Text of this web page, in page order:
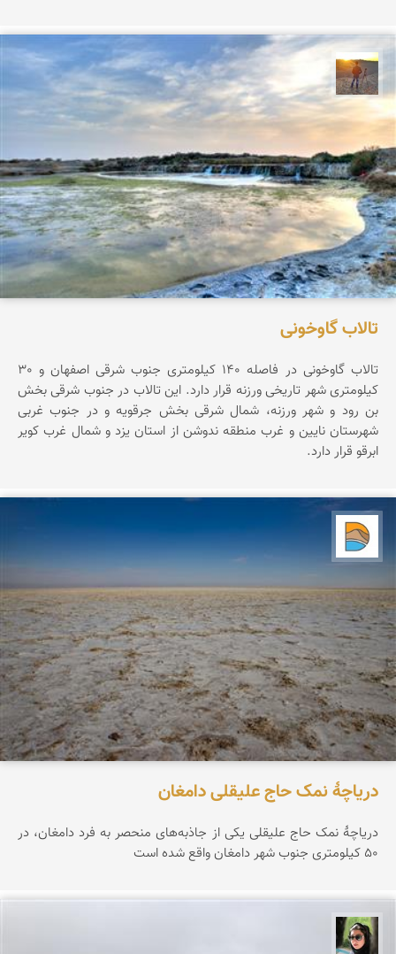
تالاب گاوخونی
تالاب گاوخونی در فاصله 140 کیلومتری جنوب شرقی اصفهان و 30
کیلومتری شهر تاریخی ورزنه قرار دارد. این تالاب در جنوب شرقی بخش
بن رود و شهر ورزنه، شمال شرقی بخش جرقویه و در جنوب غربی
شهرستان نایین و غرب منطقه ندوشن از استان یزد و شمال غرب کویر
ابرقو قرار دارد.
دریاچۀ نمک حاج علیقلی دامغان
دریاچۀ نمک حاج علیقلی یکی از جاذبه‌های منحصر‌ به فرد دامغان، در
۵۰ کیلومتری جنوب شهر دامغان واقع شده است